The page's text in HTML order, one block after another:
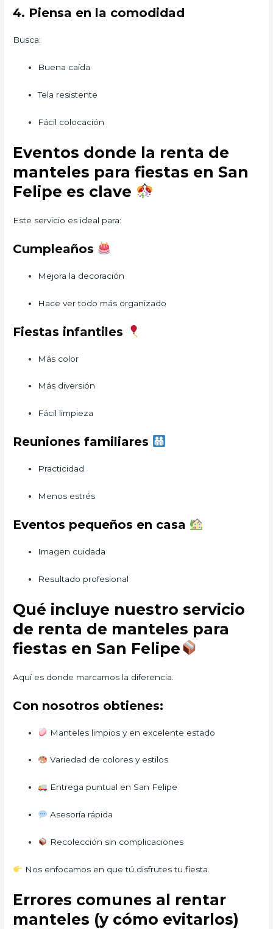
4. Piensa en la comodidad
Busca:
Buena caída
Tela resistente
Fácil colocación
Eventos donde la renta de
manteles para fiestas en San
Felipe es clave
Este servicio es ideal para:
Cumpleaños
Mejora la decoración
Hace ver todo más organizado
Fiestas infantiles
Más color
Más diversión
Fácil limpieza
Reuniones familiares
Practicidad
Menos estrés
Eventos pequeños en casa
Imagen cuidada
Resultado profesional
Qué incluye nuestro servicio
de renta de manteles para
fiestas en San Felipe
Aquí es donde marcamos la diferencia.
Con nosotros obtienes:
Manteles limpios y en excelente estado
Variedad de colores y estilos
Entrega puntual en San Felipe
Asesoría rápida
Recolección sin complicaciones
Nos enfocamos en que tú disfrutes tu fiesta.
Errores comunes al rentar
manteles (y cómo evitarlos)